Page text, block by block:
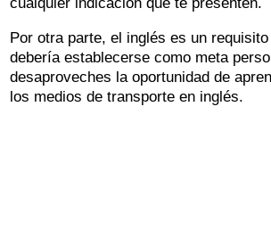
cualquier indicación que te presenten.
Por otra parte, el inglés es un
debería establecerse como meta
desaproveches la oportunidad de
los medios de transporte en inglés.